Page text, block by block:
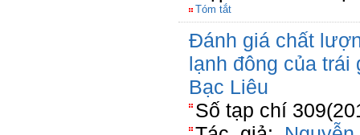
Tóm tắt
Đánh giá chất
lạnh đông của trái
Bạc Liêu
Số tạp chí